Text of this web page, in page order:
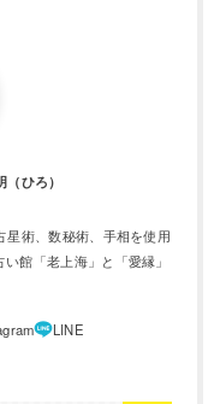
ひろ）
星術、数秘術、手相を使用
館「老上海」と「愛縁」